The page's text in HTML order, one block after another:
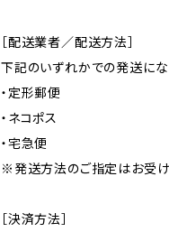
［配送業者／配送方法］
下記のいずれかでの発送にな
・定形郵便
・ネコポス
・宅急便
※発送方法のご指定はお受け
［決済方法］